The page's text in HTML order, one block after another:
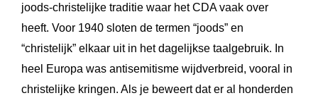
joods-christelijke traditie waar het CDA vaak over
heeft. Voor 1940 sloten de termen “joods” en
“christelijk” elkaar uit in het dagelijkse taalgebruik. In
heel Europa was antisemitisme wijdverbreid, vooral in
christelijke kringen. Als je beweert dat er al honderden